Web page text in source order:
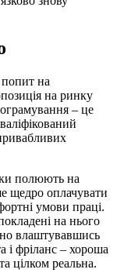
попит на
на ринку
– це
полюють на
щедро оплачувати
умови праці.
на нього
влаштувавшись
і фріланс – хороша
цілком реальна.